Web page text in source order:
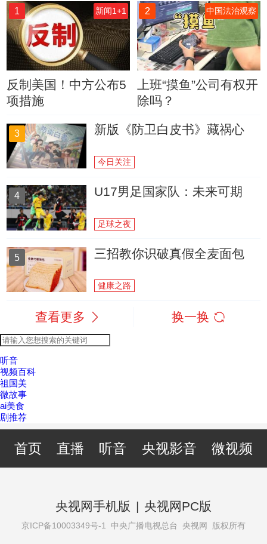
1 新闻1+1
反制美国！中方公布5
项措施
2 中国法治观察
上班“摸鱼”公司有权开
除吗？
3 新版《防卫白皮书》藏祸心
今日关注
4 U17男足国家队：未来可期
足球之夜
5 三招教你识破真假全麦面包
健康之路
查看更多 换一换
听音
视频百科
祖国美
微故事
ai美食
剧推荐
首页 直播 听音 央视影音 微视频
央视网手机版 | 央视网PC版
京ICP备10003349号-1 中央广播电视总台 央视网 版权所有